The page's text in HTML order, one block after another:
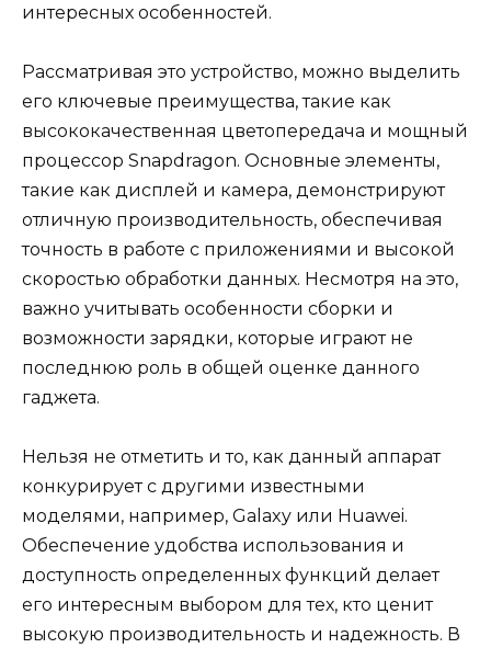
интересных особенностей.
Рассматривая это устройство, можно выделить
его ключевые преимущества, такие как
высококачественная цветопередача и мощный
процессор Snapdragon. Основные элементы,
такие как дисплей и камера, демонстрируют
отличную производительность, обеспечивая
точность в работе с приложениями и высокой
скоростью обработки данных. Несмотря на это,
важно учитывать особенности сборки и
возможности зарядки, которые играют не
последнюю роль в общей оценке данного
гаджета.
Нельзя не отметить и то, как данный аппарат
конкурирует с другими известными
моделями, например, Galaxy или Huawei.
Обеспечение удобства использования и
доступность определенных функций делает
его интересным выбором для тех, кто ценит
высокую производительность и надежность. В